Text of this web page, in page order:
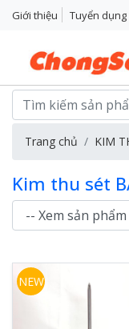
Giới thiệu Tuyển dụng
Trang chủ KIM
Kim thu sét
NEW